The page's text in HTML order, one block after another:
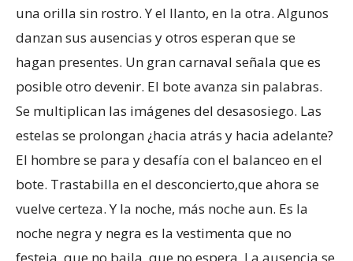
una orilla sin rostro. Y el llanto, en la otra. Algunos
danzan sus ausencias y otros esperan que se
hagan presentes. Un gran carnaval señala que es
posible otro devenir. El bote avanza sin palabras.
Se multiplican las imágenes del desasosiego. Las
estelas se prolongan ¿hacia atrás y hacia adelante?
El hombre se para y desafía con el balanceo en el
bote. Trastabilla en el desconcierto,que ahora se
vuelve certeza. Y la noche, más noche aun. Es la
noche negra y negra es la vestimenta que no